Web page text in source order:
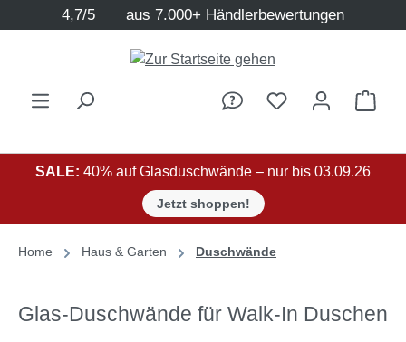
Zum Hauptinhalt springen
4,7/5 aus 7.000+ Händlerbewertungen
SALE: 40% auf Glasduschwände – nur bis 03.09.26
Jetzt shoppen!
Home Haus & Garten Duschwände
Glas-Duschwände für Walk-In Duschen